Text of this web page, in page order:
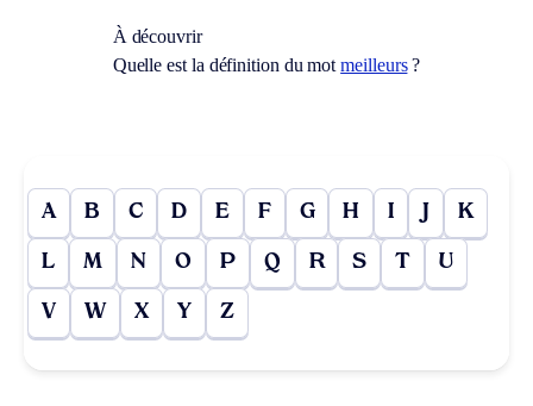
À découvrir
Quelle est la définition du motmeilleurs?
A B C D E F G H I J K
L M N O P Q R S T U
V W X Y Z